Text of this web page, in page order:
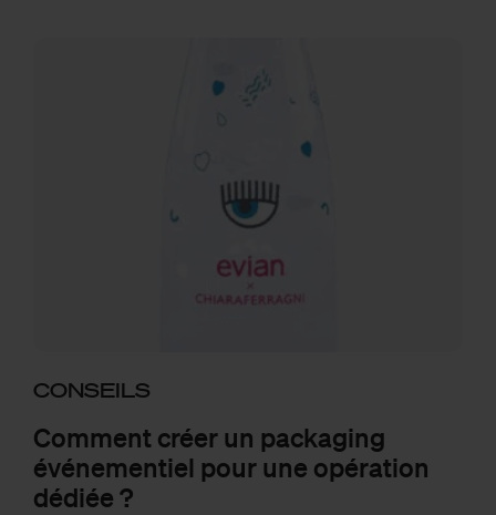
CONSEILS
Comment créer un packaging
événementiel pour une opération
dédiée ?